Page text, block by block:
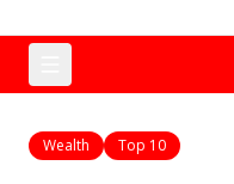
Wealth Top 10